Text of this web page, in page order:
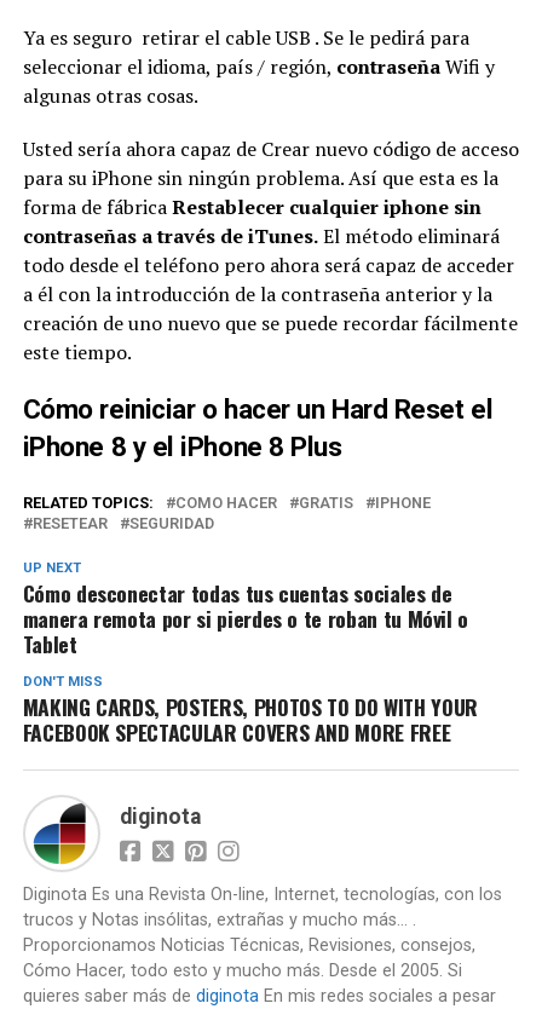
Ya es seguro retirar el cable USB . Se le pedirá para
seleccionar el idioma, país / región, contraseñaWifi y
algunas otras cosas.
Usted sería ahora capaz de Crear nuevo código de acceso
para su iPhone sin ningún problema. Así que esta es la
forma de fábricaRestablecer cualquier iphone sin
contraseñas a través de iTunes.El método eliminará
todo desde el teléfono pero ahora será capaz de acceder
a él con la introducción de la contraseña anterior y la
creación de uno nuevo que se puede recordar fácilmente
este tiempo.
Cómo reiniciar o hacer un Hard Reset el
iPhone 8 y el iPhone 8 Plus
RELATED TOPICS: COMO HACER GRATIS
IPHONE
RESETEAR
SEGURIDAD
UP NEXT
Cómo desconectar todas tus cuentas sociales de
manera remota por si pierdes o te roban tu Móvil o
Tablet
DON'T MISS
MAKING CARDS, POSTERS, PHOTOS TO DO WITH YOUR
FACEBOOK SPECTACULAR COVERS AND MORE FREE
diginota
Diginota Es una Revista On-line, Internet, tecnologías, con los
trucos y Notas insólitas, extrañas y mucho más... .
Proporcionamos Noticias Técnicas, Revisiones, consejos,
Cómo Hacer, todo esto y mucho más. Desde el 2005. Si
quieres saber más de diginotaEn mis redes sociales a pesar